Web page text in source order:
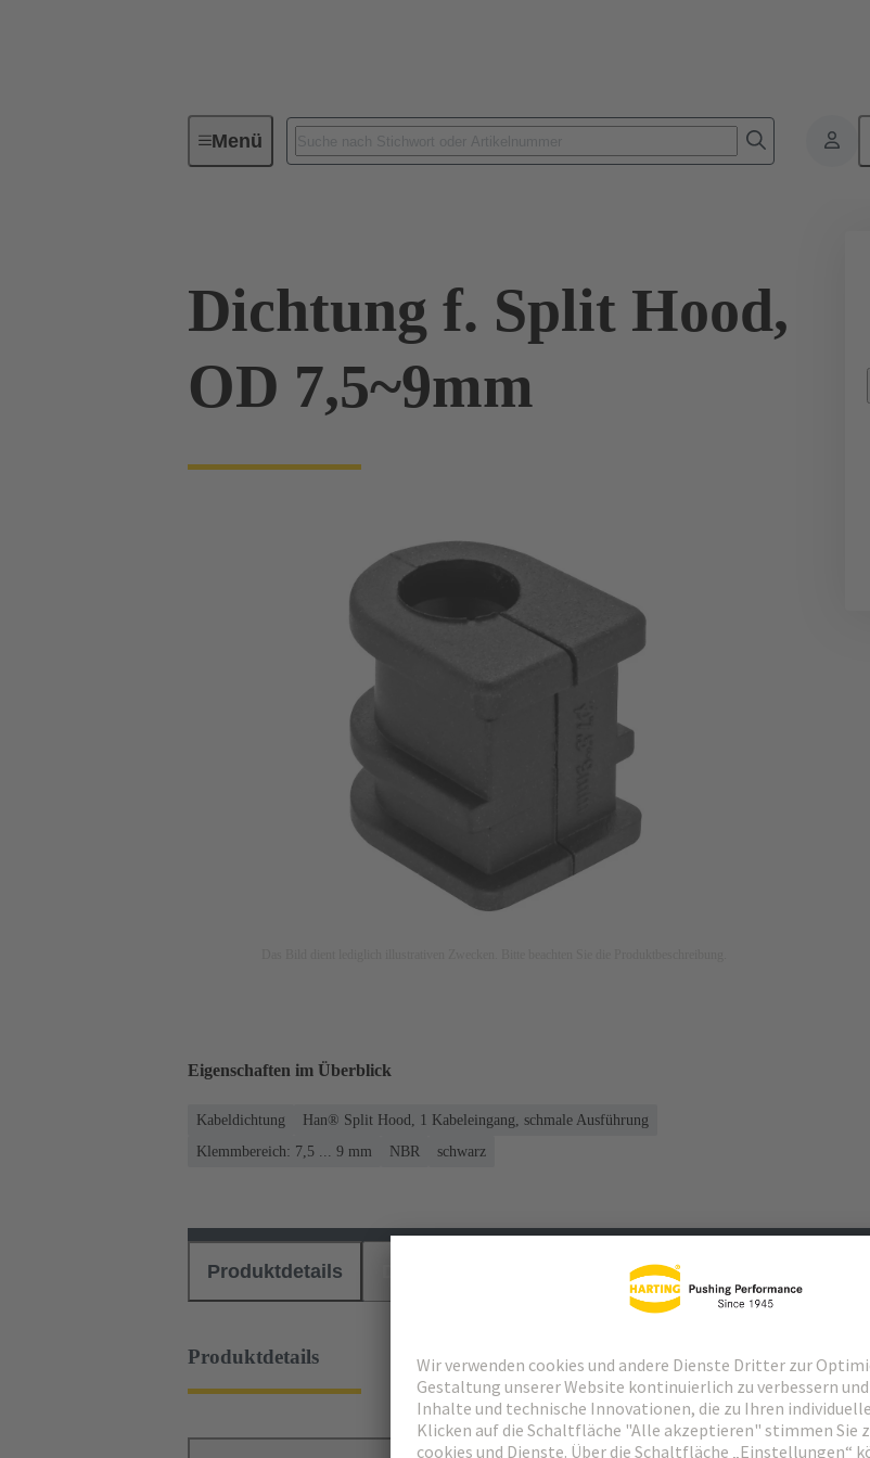
MenüIndustrie-Steckverbinder / Han® Zubehör
Dichtung f. Split Hood,
OD 7,5~9mm
Eigenschaften im Überblick
Kabeldichtung
Han® Split Hood, 1 Kabeleingang, schmale Ausführung
Klemmbereich: 7,5 ... 9 mm
NBR schwarz
Produktdetails Passende Produkte
Produktdetails